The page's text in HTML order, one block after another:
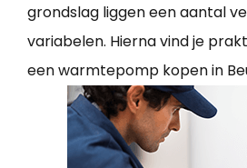
grondslag liggen een aantal
variabelen. Hierna vind je
een warmtepomp kopen in